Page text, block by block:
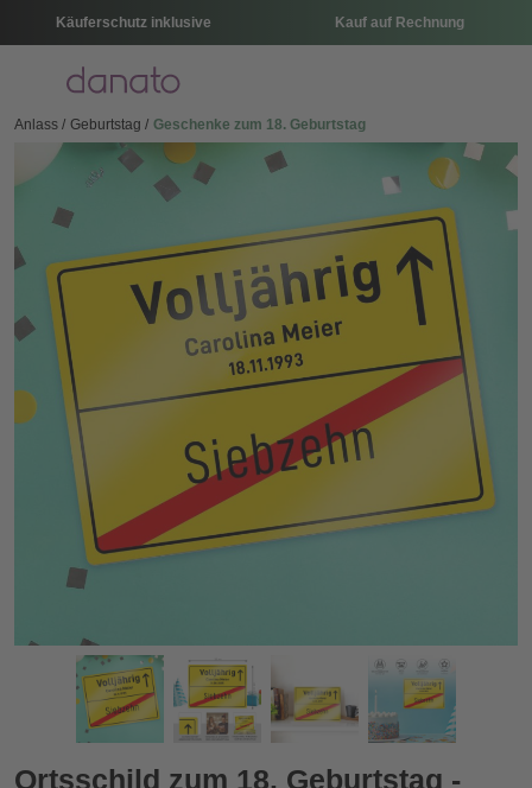
Käuferschutz inklusive Kauf auf Rechnung
Menü
Anlass Geburtstag Geschenke zum 18. Geburtstag
Ortsschild zum 18. Geburtstag - Aluminiumschild
Zurück
Ortsschild zum 18. Geburtstag -